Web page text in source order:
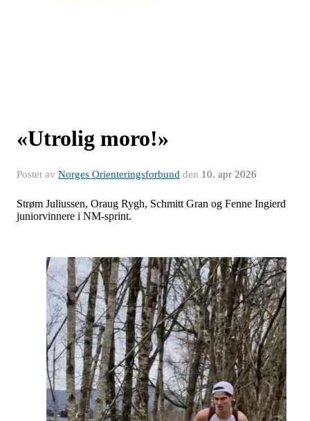
«Utrolig moro!»
Postet av Norges Orienteringsforbund den 10. apr 2026
Strøm Juliussen, Oraug Rygh, Schmitt Gran og Fenne Ingierd
juniorvinnere i NM-sprint.